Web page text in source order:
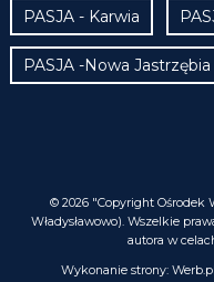
PASJA - Karwia
PASJA -Nowa Jastrzębia
© 2026 "Copyright Ośrodek
Władysławowo). Wszelkie
autora w
Wykonanie strony: